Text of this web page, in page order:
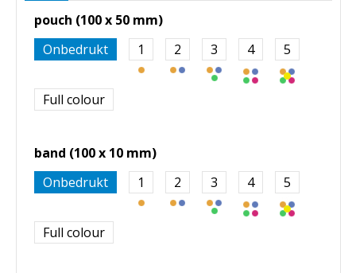
pouch (100 x 50 mm)
Onbedrukt
1 2 3 4 5
Full colour
band (100 x 10 mm)
Onbedrukt
1 2 3 4 5
Full colour